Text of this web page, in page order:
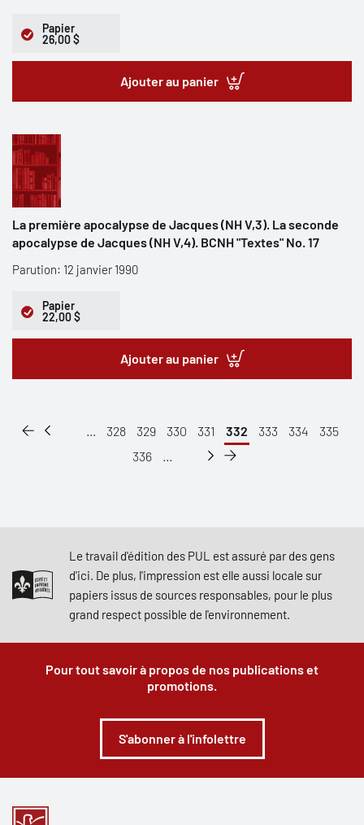
Papier
26,00 $
Ajouter au panier
La première apocalypse de Jacques (NH V,3). La seconde
apocalypse de Jacques (NH V,4). BCNH "Textes" No. 17
Parution: 12 janvier 1990
Papier
22,00 $
Ajouter au panier
... 328 329 330 331 332 333 334
335
336
...
Le travail d'édition des PUL est assuré par des gens
d'ici. De plus, l'impression est elle aussi locale sur
papiers issus de sources responsables, pour le plus
grand respect possible de l'environnement.
Pour tout savoir à propos de nos publications et
promotions.
S'abonner à l'infolettre